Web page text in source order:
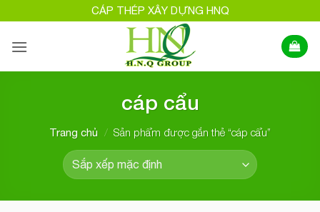
qua
nội
CÁP THÉP XÂY DỰNG HNQ
cáp cẩu
Trang chủ / Sản phẩm được gắn thẻ “cáp cẩu”